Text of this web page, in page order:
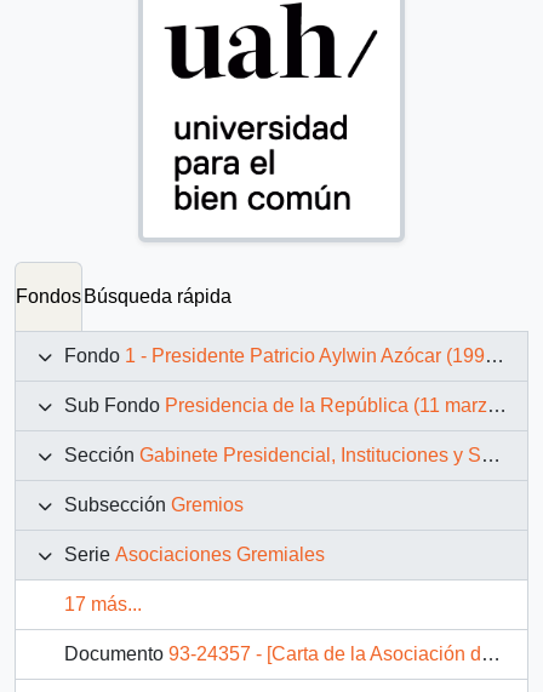
Fondos Búsqueda rápida
Fondo 1 - Presidente Patricio Aylwin Azócar (1990-1994)
Sub Fondo Presidencia de la República (11 marzo 1990 – 11 marzo 1994)
Sección Gabinete Presidencial, Instituciones y Servicios
Subsección Gremios
Serie Asociaciones Gremiales
17 más...
Documento 93-24357 - [Carta de la Asociación de Empleados de Tesorerías de la República dirigida al Presidente Patricio Aylwin, mediante la cual solicita la exención del impuesto a la renta]